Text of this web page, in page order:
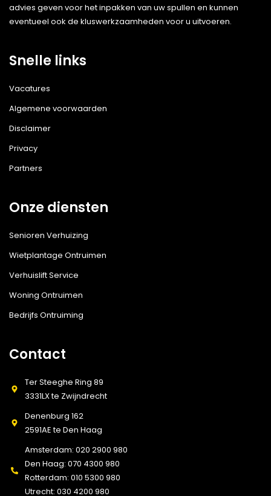
advies geven voor het inpakken van uw spullen en kunnen
eventueel ook de kluswerkzaamheden voor u uitvoeren.
Snelle links
Vacatures
Algemene voorwaarden
Disclaimer
Privacy
Partners
Onze diensten
Senioren Verhuizing
Wietplantage Ontruimen
Verhuislift Service
Woning Ontruimen
Bedrijfs Ontruiming
Contact
Ter Steeghe Ring 89
3331LX te Zwijndrecht
Denenburg 162
2591AE te Den Haag
Amsterdam: 020 2900 980
Den Haag: 070 4300 980
Rotterdam: 010 5300 980
Utrecht: 030 4200 980